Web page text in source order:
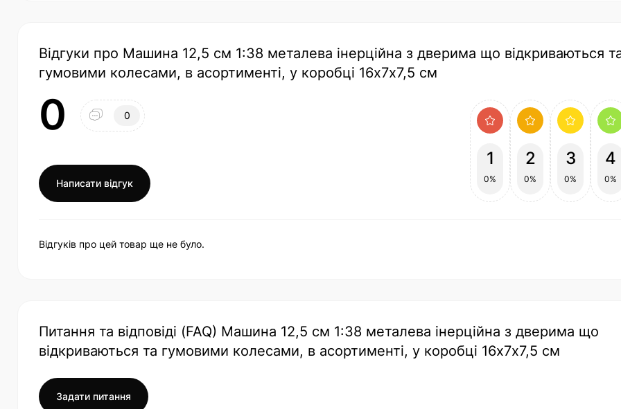
Відгуки про Машина 12,5 см 1:38 металева інерційна з дверима що відкриваються
гумовими колесами, в асортименті, у коробці 16х7х7,5 см
0 0
Написати відгук
1
0%
2
0%
3
0%
4
0%
Відгуків про цей товар ще не було.
Питання та відповіді (FAQ) Машина 12,5 см 1:38 металева інерційна з дверима що
відкриваються та гумовими колесами, в асортименті, у коробці 16х7х7,5 см
Задати питання